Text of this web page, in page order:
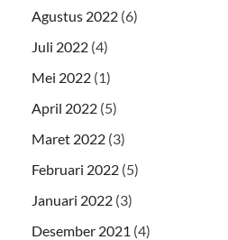
Agustus 2022 (6)
Juli 2022 (4)
Mei 2022 (1)
April 2022 (5)
Maret 2022 (3)
Februari 2022 (5)
Januari 2022 (3)
Desember 2021 (4)